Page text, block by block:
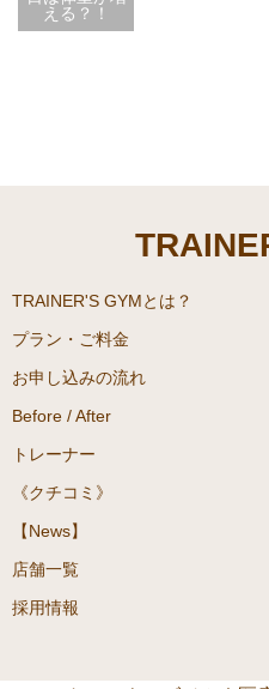
える？！
TRAINER'S GYMとは？
プラン・ご料金
お申し込みの流れ
Before / After
トレーナー
《クチコミ》
【News】
店舗一覧
採用情報